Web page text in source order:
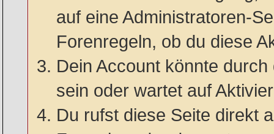
auf eine Administratoren-
Forenregeln, ob du diese
Dein Account könnte
sein oder wartet auf
Du rufst diese Seite direkt